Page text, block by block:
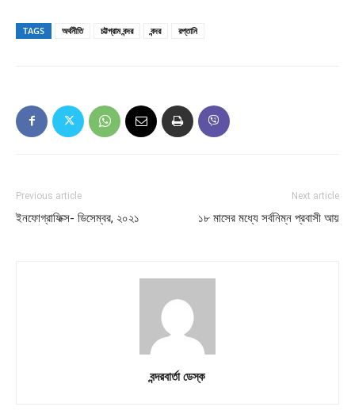
TAGS অর্থনীতি চট্টগ্রাম বন্দর বন্দর রপ্তানি
Previous article
ইনফোগ্রাফিক্স- ডিসেম্বর, ২০২১
Next article
১৮ মাসের মধ্যে সর্বনিম্ন প্রবাসী আয়
বন্দরবার্তা ডেস্ক